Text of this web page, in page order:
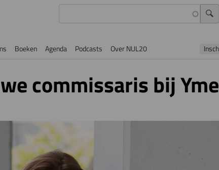
Boeken Agenda Podcasts Over NUL20
commissaris bij